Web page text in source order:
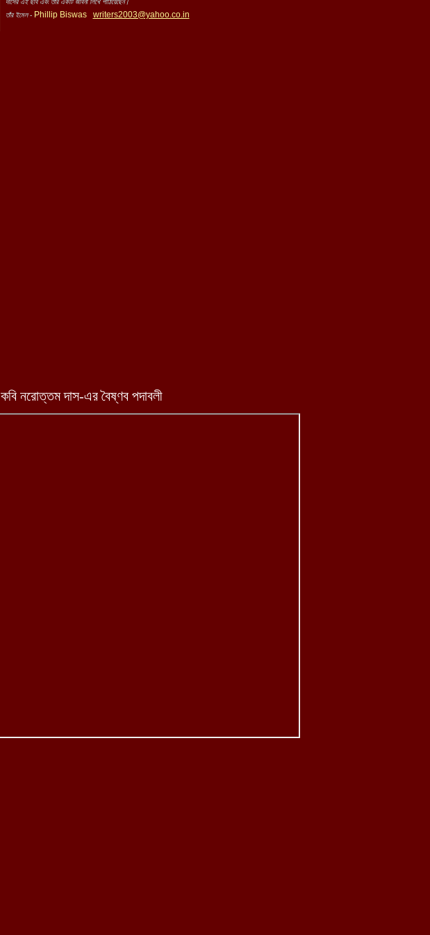
কবি নরোত্তম দাস-এর বৈষ্ণব পদাবলী
দাসের এই ছবি এবং তাঁর একটি জীবনী লিখে পাঠিয়েছেন।
তাঁর ইমেল - Phillip Biswas writers2003@yahoo.co.in